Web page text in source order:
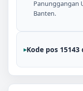
Panunggangan
Banten.
Kode pos 15143